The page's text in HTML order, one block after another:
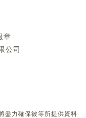
章
公司
盡力確保彼等所提供資料